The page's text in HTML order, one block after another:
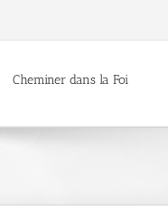
Cheminer dans la Foi